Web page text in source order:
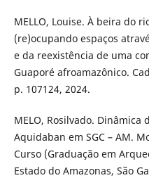
MELLO, Louise. À beira do
(re)ocupando espaços
e da reexistência de uma
Guaporé afroamazônico.
p. 107124, 2024.
MELO, Rosilvado. Dinâmica
Aquidaban em SGC – AM.
Curso (Graduação em
Estado do Amazonas, São